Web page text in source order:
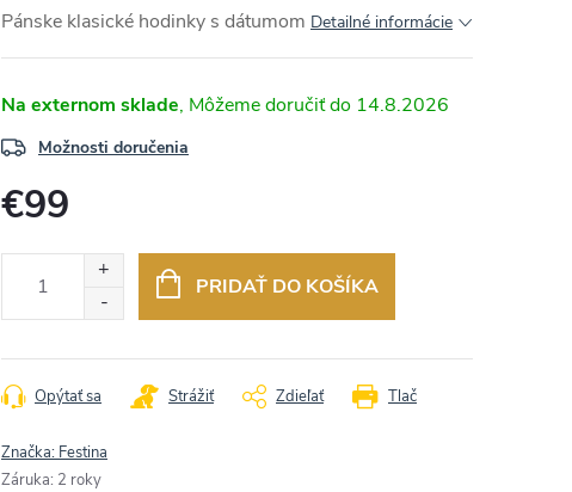
Pánske klasické hodinky s dátumom Detailné informácie
Na externom sklade 14.8.2026
Možnosti doručenia
€99
PRIDAŤ DO KOŠÍKA
Tlač
Opýtať sa Strážiť Zdieľať
Značka: Festina
Záruka: 2 roky